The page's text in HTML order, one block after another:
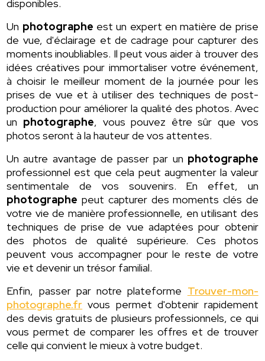
disponibles.
Un photographe est un expert en matière de prise
de vue, d'éclairage et de cadrage pour capturer des
moments inoubliables. Il peut vous aider à trouver des
idées créatives pour immortaliser votre événement,
à choisir le meilleur moment de la journée pour les
prises de vue et à utiliser des techniques de post-
production pour améliorer la qualité des photos. Avec
un photographe, vous pouvez être sûr que vos
photos seront à la hauteur de vos attentes.
Un autre avantage de passer par un photographe
professionnel est que cela peut augmenter la valeur
sentimentale de vos souvenirs. En effet, un
photographe peut capturer des moments clés de
votre vie de manière professionnelle, en utilisant des
techniques de prise de vue adaptées pour obtenir
des photos de qualité supérieure. Ces photos
peuvent vous accompagner pour le reste de votre
vie et devenir un trésor familial.
Enfin, passer par notre plateforme Trouver-mon-
photographe.fr vous permet d'obtenir rapidement
des devis gratuits de plusieurs professionnels, ce qui
vous permet de comparer les offres et de trouver
celle qui convient le mieux à votre budget.